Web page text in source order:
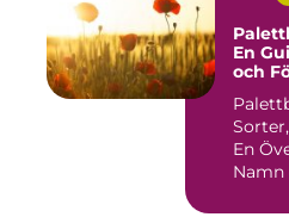
En
och
En
Namn